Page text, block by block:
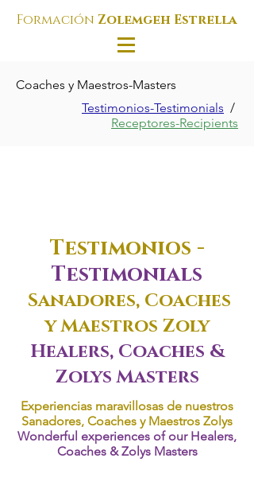
Formación Zolemgeh Estrella
Coaches y Maestros-Masters
Testimonios-Testimonials /
Receptores-Recipients
Testimonios -
Testimonials
Sanadores, Coaches
y Maestros Zoly
Healers, Coaches &
Zolys Masters
Experiencias maravillosas de nuestros
Sanadores, Coaches y Maestros Zolys
Wonderful experiences of our Healers,
Coaches & Zolys Masters